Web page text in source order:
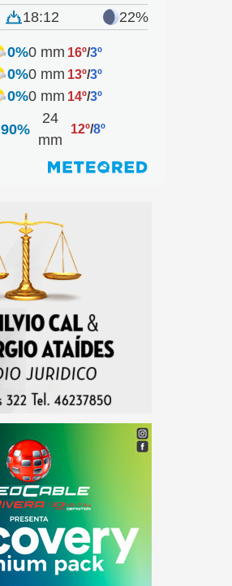
18:12 22%
0%0 mm 16º/3º
0%0 mm 13º/3º
0%0 mm 14º/3º
90%
24
mm
12º/8º